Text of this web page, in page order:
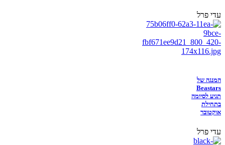
עדי פרל
המנגה של
Beastars
תגיע לסיומה
בתחילת
אוקטובר
עדי פרל